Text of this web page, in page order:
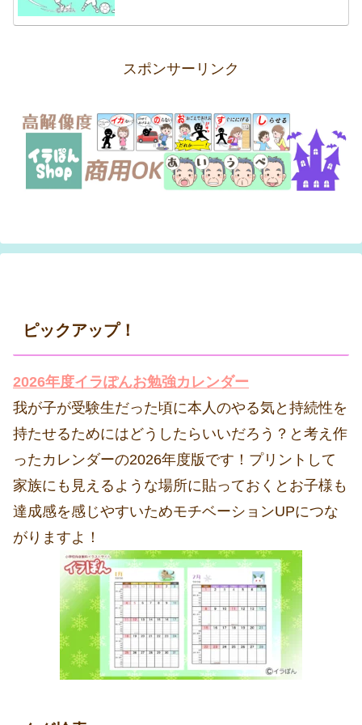
スポンサーリンク
ピックアップ！
2026年度イラぽんお勉強カレンダー
我が子が受験生だった頃に本人のやる気と持続性を
持たせるためにはどうしたらいいだろう？と考え作
ったカレンダーの2026年度版です！プリントして
家族にも見えるような場所に貼っておくとお子様も
達成感を感じやすいためモチベーションUPにつな
がりますよ！